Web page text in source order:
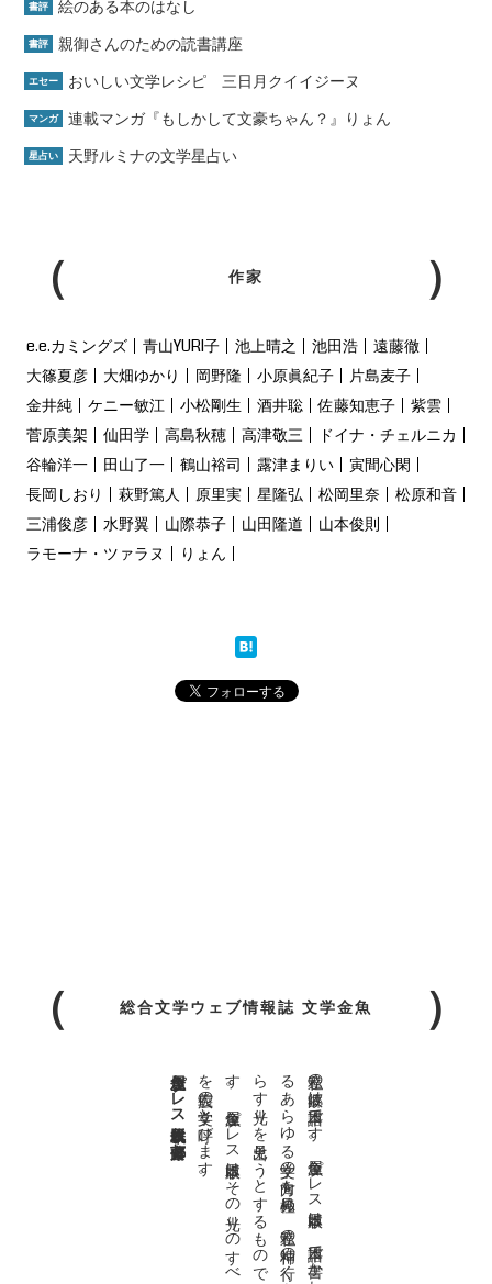
書評 絵のある本のはなし
書評 親御さんのための読書講座
エセー おいしい文学レシピ 三日月クイイジーヌ
マンガ 連載マンガ『もしかして文豪ちゃん？』りょん
星占い 天野ルミナの文学星占い
作家
e.e.カミングズ 青山YURI子 池上晴之 池田浩
遠藤徹
大篠夏彦
大畑ゆかり 岡野隆 小原眞紀子
片島麦子
金井純
ケニー敏江 小松剛生 酒井聡 佐藤知恵子
紫雲
菅原美架
仙田学 高島秋穂 高津敬三
ドイナ・チェルニカ
谷輪洋一
田山了一 鶴山裕司 露津まりい
寅間心閑
長岡しおり
萩野篤人 原里実 星隆弘 松岡里奈
松原和音
三浦俊彦
水野翼 山際恭子 山田隆道
山本俊則
ラモーナ・ツァラヌ
りょん
総合文学ウェブ情報誌 文学金魚
私達の
故郷は
日本語で
す
。
金魚屋プ
レ
ス
日本版は
、
日本語で
書か
れ
る
あ
ら
ゆ
る
文学の
方向を
見極め
、
私達の
精神の
行く
末を
照
ら
す
光り
を
見出そ
う
と
す
る
も
の
で
す
。
金魚屋プ
レ
ス
日本版は
そ
の
光り
の
す
べ
て
を
広義の
文学と
呼び
ま
す
。
金魚屋プレス日本版代表 齋藤都